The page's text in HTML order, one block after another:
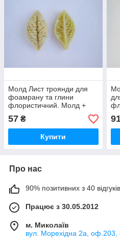
Молд Лист троянди для
фоамрану та глини
флористичний. Молд +
вайнер
57 ₴
Купити
Про нас
90% позитивних з 40
Працює з 30.05.2012
м. Миколаїв
вул. Морехідна 2а, оф.203,